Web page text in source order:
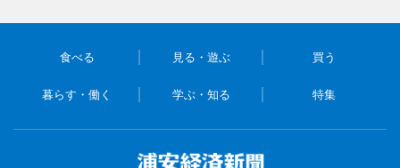
食べる 見る・遊ぶ 買う
暮らす・働く 学ぶ・知る 特集